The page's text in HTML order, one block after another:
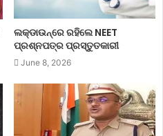
ଲକ୍‌ଡାଉନ୍‌ରେ ରହିଲେ NEET
ପ୍ରଶ୍ନପତ୍ର ପ୍ରସ୍ତୁତକାରୀ
June 8, 2026